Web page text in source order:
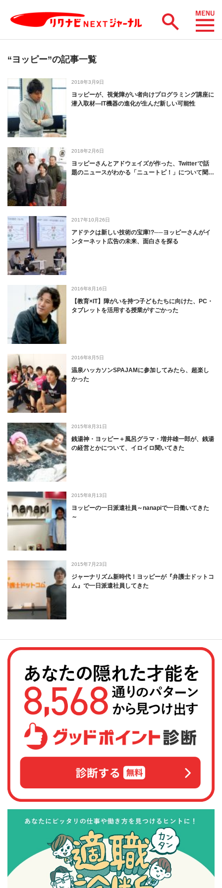
“ヨッピー”の記事一覧
2018年3月9日
ヨッピーが、視覚障がい者向けプログラミング講座に
潜入取材―IT機器の進化が生んだ新しい可能性
2018年2月6日
ヨッピーさんとアドウェイズが作った、Twitterで話
題のニュースがわかる「ニュートピ！」について聞…
2017年10月26日
アドテクは新しい技術の宝庫!?──ヨッピーさんがイ
ンターネット広告の未来、面白さを探る
2016年8月16日
【教育×IT】障がいを持つ子どもたちに向けた、PC・
タブレットを活用する授業がすごかった
2016年8月5日
温泉ハッカソンSPAJAMに参加してみたら、超楽し
かった
2015年8月31日
銭湯神・ヨッピー＋風呂グラマ・増井雄一郎が、銭湯
の経営とかについて、イロイロ聞いてきた
2015年8月13日
ヨッピーの一日派遣社員～nanapiで一日働いてきた
～
2015年7月23日
ジャーナリズム新時代！ヨッピーが『弁護士ドットコ
ム』で一日派遣社員してきた